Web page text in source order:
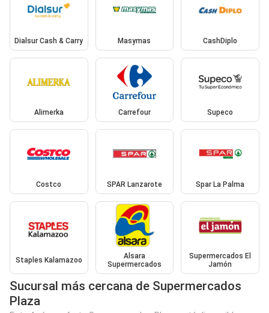
Dialsur Cash & Carry Masymas CashDiplo
Alimerka Carrefour Supeco
Costco SPAR Lanzarote Spar La Palma
Staples Kalamazoo
Alsara
Supermercados
Supermercados El
Jamón
Sucursal más cercana de Supermercados
Plaza